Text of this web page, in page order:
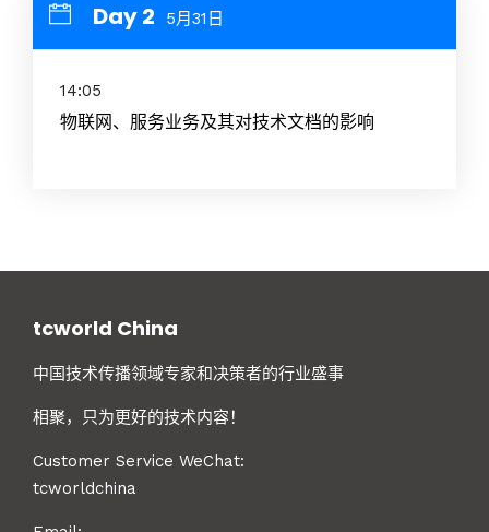
Day 2 5月31日
14:05
物联网、服务业务及其对技术文档的影响
tcworld China
中国技术传播领域专家和决策者的行业盛事
相聚，只为更好的技术内容！
Customer Service WeChat:
tcworldchina